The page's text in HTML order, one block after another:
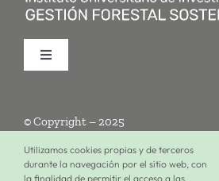
Toggle
Investigación
© Copyright – 2025
Utilizamos cookies propias y de terceros
durante la navegación por el sitio web, con
la finalidad de permitir el acceso a las